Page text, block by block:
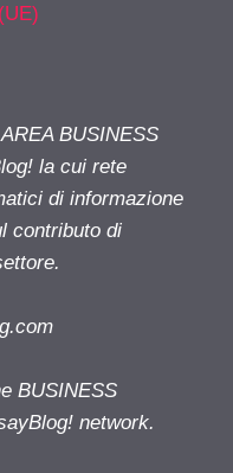
BUSINESS
la cui rete
di informazione
contributo di
BUSINESS
network.